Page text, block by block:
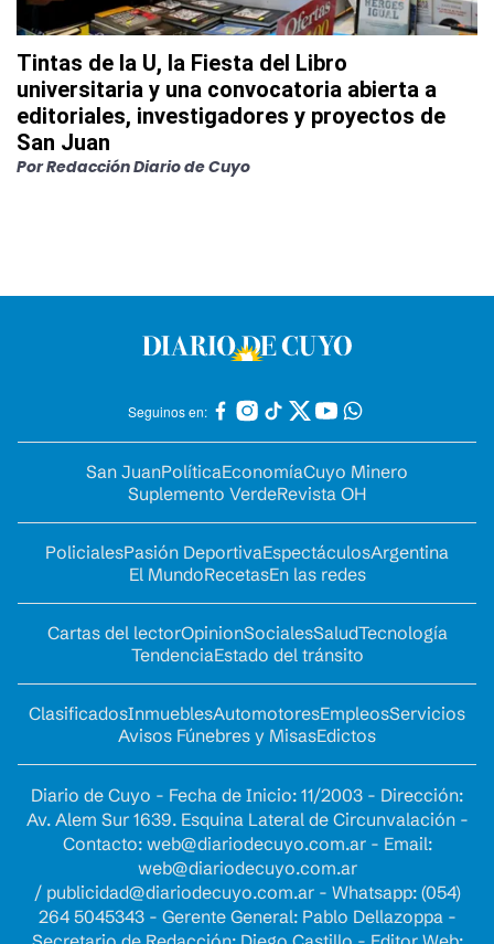
Tintas de la U, la Fiesta del Libro
universitaria y una convocatoria abierta a
editoriales, investigadores y proyectos de
San Juan
PorRedacción Diario de Cuyo
Seguinos en:
San JuanPolíticaEconomíaCuyo Minero
Suplemento VerdeRevista OH
PolicialesPasión DeportivaEspectáculosArgentina
El MundoRecetasEn las redes
Cartas del lectorOpinionSocialesSaludTecnología
TendenciaEstado del tránsito
ClasificadosInmueblesAutomotoresEmpleosServicios
Avisos Fúnebres y MisasEdictos
Diario de Cuyo - Fecha de Inicio: 11/2003 - Dirección:
Av. Alem Sur 1639. Esquina Lateral de Circunvalación -
Contacto: web@diariodecuyo.com.ar- Email:
web@diariodecuyo.com.ar
/ publicidad@diariodecuyo.com.ar- Whatsapp: (054)
264 5045343 - Gerente General: Pablo Dellazoppa -